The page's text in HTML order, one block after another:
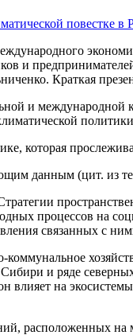
и
Краткая
и
которая
данным (цит. из
процессов на
связанных с
и ряде
влияет на
расположенных на